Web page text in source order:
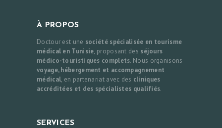
À PROPOS
Doctour est une société spécialisée en tourisme
médical en Tunisie, proposant des séjours
médico-touristiques complets. Nous organisons
voyage, hébergement et accompagnement
médical, en partenariat avec des cliniques
accréditées et des spécialistes qualifiés.
SERVICES